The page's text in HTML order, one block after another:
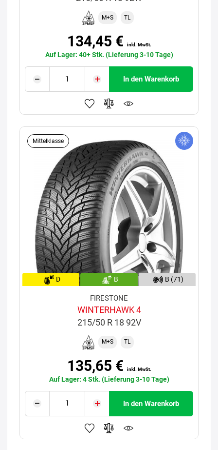
M+S TL
134,45 € inkl. MwSt.
Auf Lager: 40+ Stk. (Lieferung 3-10 Tage)
In den Warenkorb
Mittelklasse
D B B (71)
FIRESTONE
WINTERHAWK 4
215/50 R 18 92V
M+S TL
135,65 € inkl. MwSt.
Auf Lager: 4 Stk. (Lieferung 3-10 Tage)
In den Warenkorb